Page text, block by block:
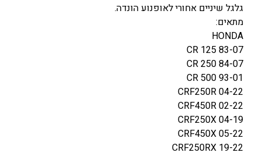
גלגל שיניים אחורי לאופנוע הונדה.
מתאים:
HONDA
CR 125 83-07
CR 250 84-07
CR 500 93-01
CRF250R 04-22
CRF450R 02-22
CRF250X 04-19
CRF450X 05-22
CRF250RX 19-22